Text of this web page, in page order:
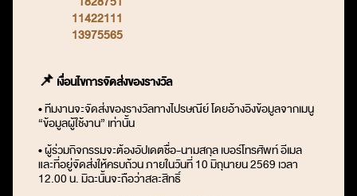
11422111
13975565
📌 เงื่อนไขการจัดส่งของรางวัล
• ทีมงานจะจัดส่งของรางวัลทางไปรษณีย์ โดยอ้างอิงข้อมูลจากเมนู
“ข้อมูลผู้ใช้งาน” เท่านั้น
• ผู้ร่วมกิจกรรมจะต้องอัปเดตชื่อ-นามสกุล เบอร์โทรศัพท์ อีเมล
และที่อยู่จัดส่งให้ครบถ้วน ภายในวันที่ 10 มิถุนายน 2569 เวลา
12.00 น. มิฉะนั้นจะถือว่าสละสิทธิ์